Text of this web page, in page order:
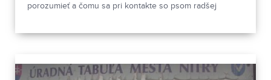
porozumieť a čomu sa pri kontakte so psom radšej